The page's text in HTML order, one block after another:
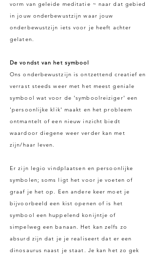
vorm van geleide meditatie ~ naar dat gebied
in jouw onderbewustzijn waar jouw
onderbewustzijn iets voor je heeft achter
gelaten.
De vondst van het symbool
Ons onderbewustzijn is ontzettend creatief en
verrast steeds weer met het meest geniale
symbool wat voor de 'symboolreiziger' een
'persoonlijke klik' maakt en het probleem
ontmantelt of een nieuw inzicht biedt
waardoor diegene weer verder kan met
zijn/haar leven.
Er zijn legio vindplaatsen en persoonlijke
symbolen; soms ligt het voor je voeten of
graaf je het op. Een andere keer moet je
bijvoorbeeld een kist openen of is het
symbool een huppelend konijntje of
simpelweg een banaan. Het kan zelfs zo
absurd zijn dat je je realiseert dat er een
dinosaurus naast je staat. Je kan het zo gek